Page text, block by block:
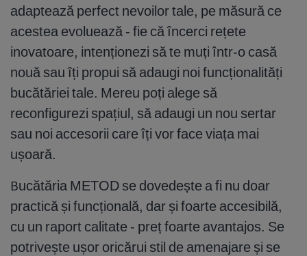
adaptează perfect nevoilor tale, pe măsură ce
acestea evoluează - fie că încerci rețete
inovatoare, intenționezi să te muți într-o casă
nouă sau îți propui să adaugi noi funcționalități
bucătăriei tale. Mereu poți alege să
reconfigurezi spațiul, să adaugi un nou sertar
sau noi accesorii care îți vor face viața mai
ușoară.
Bucătăria METOD se dovedește a fi nu doar
practică și funcțională, dar și foarte accesibilă,
cu un raport calitate - preț foarte avantajos. Se
potrivește ușor oricărui stil de amenajare și se